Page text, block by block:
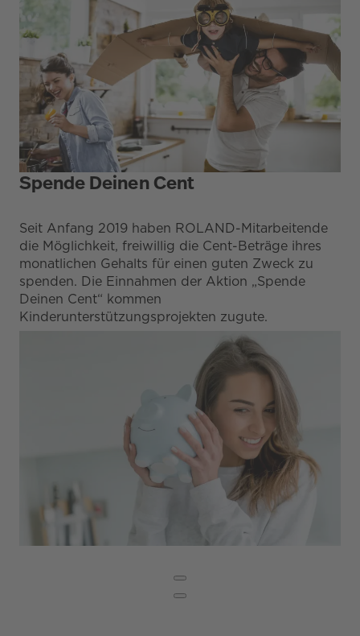
Spende Deinen Cent
Seit Anfang 2019 haben ROLAND-Mitarbeitende
die Möglichkeit, freiwillig die Cent-Beträge ihres
monatlichen Gehalts für einen guten Zweck zu
spenden. Die Einnahmen der Aktion „Spende
Deinen Cent“ kommen
Kinderunterstützungsprojekten zugute.